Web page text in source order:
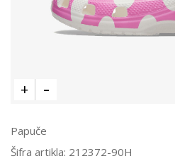
Papuče
Šifra artikla: 212372-90H